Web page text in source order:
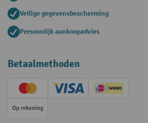
Veilige gegevensbescherming
Persoonlijk aankoopadvies
Betaalmethoden
Creditcard (Master)Creditcard (Visa)iDEAL | Wero
Op rekening